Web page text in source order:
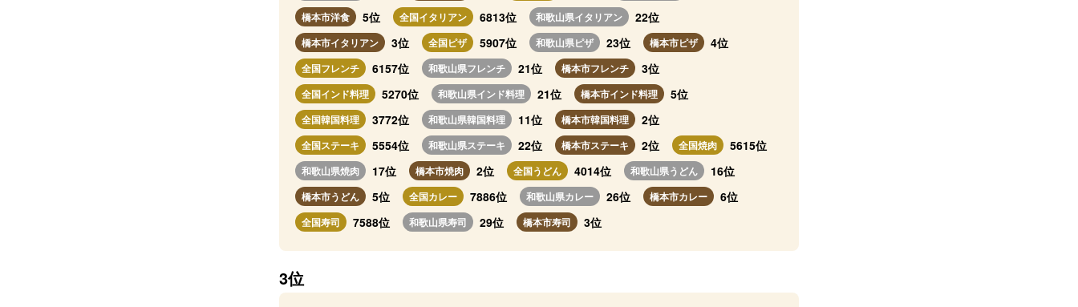
橋本市洋食 5位 全国イタリアン 6813位 和歌山県イタリアン 22位
橋本市イタリアン 3位 全国ピザ 5907位 和歌山県ピザ 23位 橋本市ピザ 4位
全国フレンチ 6157位 和歌山県フレンチ 21位 橋本市フレンチ 3位
全国インド料理 5270位 和歌山県インド料理 21位 橋本市インド料理 5位
全国韓国料理 3772位 和歌山県韓国料理 11位 橋本市韓国料理 2位
全国ステーキ 5554位 和歌山県ステーキ 22位 橋本市ステーキ 2位 全国焼肉 5615位
和歌山県焼肉 17位 橋本市焼肉 2位 全国うどん 4014位 和歌山県うどん 16位
橋本市うどん 5位 全国カレー 7886位 和歌山県カレー 26位 橋本市カレー 6位
全国寿司 7588位 和歌山県寿司 29位 橋本市寿司 3位
3位